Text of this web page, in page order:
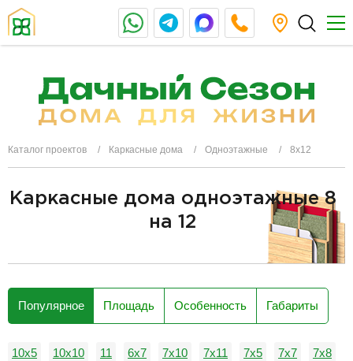
Каталог проектов Каркасные дома Одноэтажные 8x12
Каркасные дома одноэтажные 8
на 12
Популярное Площадь Особенность Габариты
10x5 10х10 11 6x7 7x10 7x11 7x5 7х7 7х8